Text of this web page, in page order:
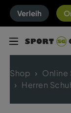
Verleih
Shop Online
Herren